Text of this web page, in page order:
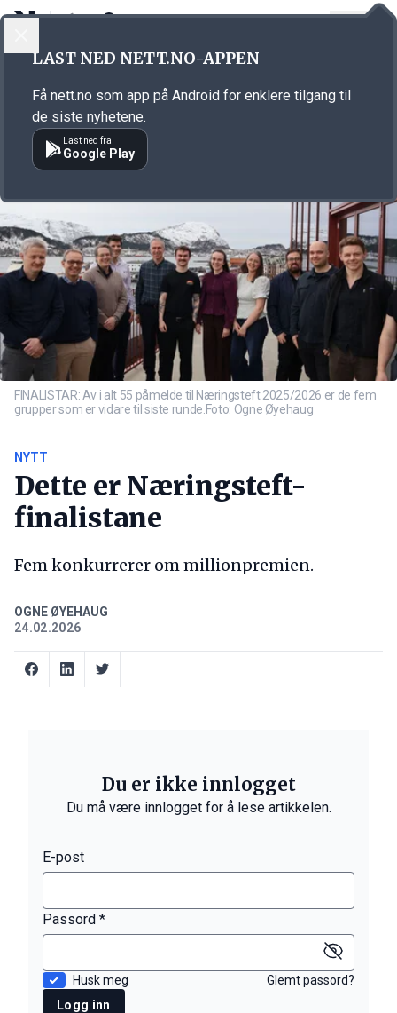
Annonsørinnhold
FINALISTAR: Av i alt 55 påmelde til Næringsteft 2025/2026 er de fem
grupper som er vidare til siste runde.Foto: Ogne Øyehaug
NYTT
Dette er Næringsteft-
finalistane
Fem konkurrerer om millionpremien.
OGNE ØYEHAUG
24.02.2026
Du er ikke innlogget
Du må være innlogget for å lese artikkelen.
E-post
Passord *
Husk meg
Glemt passord?
Logg inn
LAST NED NETT.NO-APPEN
Få nett.no som app på Android for enklere tilgang til
de siste nyhetene.
Last ned fra
Google Play